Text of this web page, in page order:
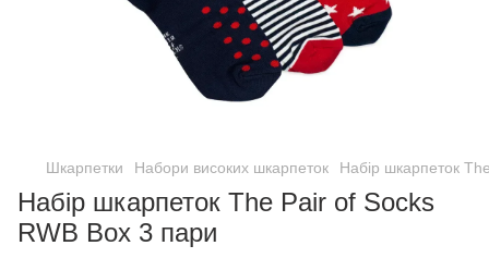
Шкарпетки Набори високих шкарпеток Набір шкарпеток
Набір шкарпеток The Pair of Socks
RWB Box 3 пари